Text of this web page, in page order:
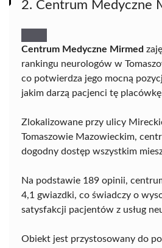
2. Centrum Medyczne
Centrum Medyczne Mirmed
rankingu neurologów w
co potwierdza jego mocną
jakim darzą pacjenci tę
Zlokalizowane przy ulicy
Tomaszowie Mazowieckim,
dogodny dostęp wszystkim
Na podstawie 189 opinii,
4,1 gwiazdki, co świadczy o
satysfakcji pacjentów z usług
Obiekt jest przystosowany do